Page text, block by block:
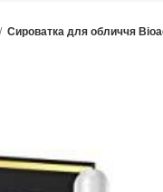
Сироватка для обличчя